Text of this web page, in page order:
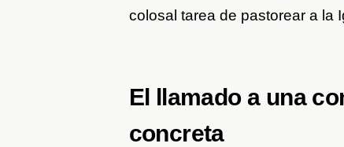
colosal tarea de pastorear a la
El llamado a una
concreta